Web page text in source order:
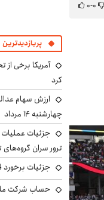
۰-۰
پربازدیدترین
آمریکا برخی از
کرد
چهارشنبه ۱۴ مرداد
جزئیات عملیات
ترور سران گروه‌های
جزئیات برخورد
حساب‌ شرکت